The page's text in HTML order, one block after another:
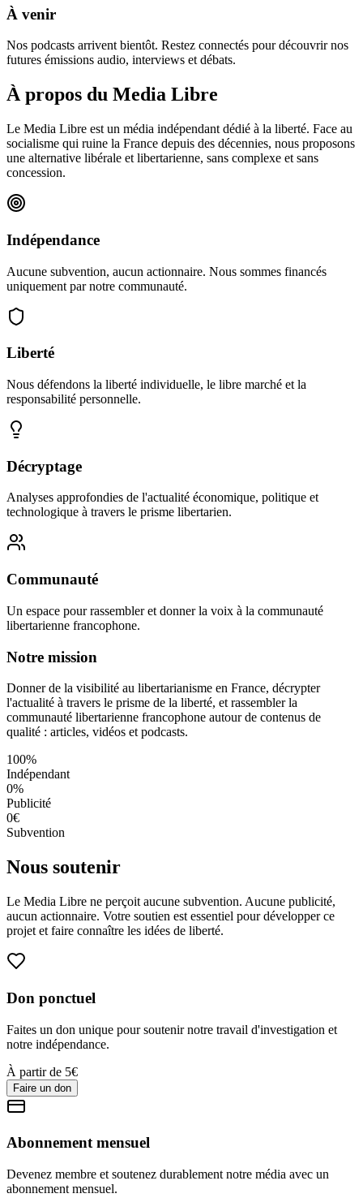
À venir
Nos podcasts arrivent bientôt. Restez connectés pour découvrir nos
futures émissions audio, interviews et débats.
À propos du Media Libre
Le Media Libre est un média indépendant dédié à la liberté. Face au
socialisme qui ruine la France depuis des décennies, nous proposons
une alternative libérale et libertarienne, sans complexe et sans
concession.
Indépendance
Aucune subvention, aucun actionnaire. Nous sommes financés
uniquement par notre communauté.
Liberté
Nous défendons la liberté individuelle, le libre marché et la
responsabilité personnelle.
Décryptage
Analyses approfondies de l'actualité économique, politique et
technologique à travers le prisme libertarien.
Communauté
Un espace pour rassembler et donner la voix à la communauté
libertarienne francophone.
Notre mission
Donner de la visibilité au libertarianisme en France, décrypter
l'actualité à travers le prisme de la liberté, et rassembler la
communauté libertarienne francophone autour de contenus de
qualité : articles, vidéos et podcasts.
100%
Indépendant
0%
Publicité
0€
Subvention
Nous soutenir
Le Media Libre ne perçoit aucune subvention. Aucune publicité,
aucun actionnaire. Votre soutien est essentiel pour développer ce
projet et faire connaître les idées de liberté.
Don ponctuel
Faites un don unique pour soutenir notre travail d'investigation et
notre indépendance.
À partir de 5€
Faire un don
Abonnement mensuel
Devenez membre et soutenez durablement notre média avec un
abonnement mensuel.